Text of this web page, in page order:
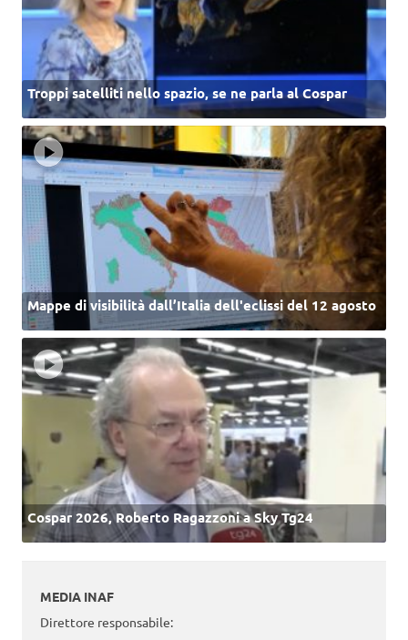
Troppi satelliti nello spazio, se ne parla al Cospar
Mappe di visibilità dall’Italia dell'eclissi del 12 agosto
Cospar 2026, Roberto Ragazzoni a Sky Tg24
MEDIA INAF
Direttore responsabile: